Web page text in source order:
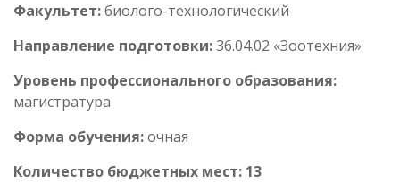
Факультет:биолого-технологический
Направление подготовки:36.04.02 «Зоотехния»
Уровень профессионального образования:
магистратура
Форма обучения:очная
Количество бюджетных мест: 13